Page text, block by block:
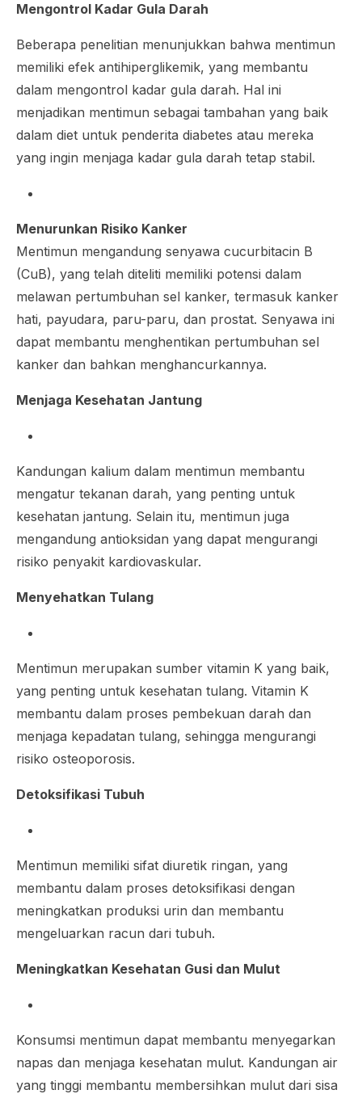
Mengontrol Kadar Gula Darah
Beberapa penelitian menunjukkan bahwa mentimun
memiliki efek antihiperglikemik, yang membantu
dalam mengontrol kadar gula darah. Hal ini
menjadikan mentimun sebagai tambahan yang baik
dalam diet untuk penderita diabetes atau mereka
yang ingin menjaga kadar gula darah tetap stabil.
Menurunkan Risiko Kanker
Mentimun mengandung senyawa cucurbitacin B
(CuB), yang telah diteliti memiliki potensi dalam
melawan pertumbuhan sel kanker, termasuk kanker
hati, payudara, paru-paru, dan prostat. Senyawa ini
dapat membantu menghentikan pertumbuhan sel
kanker dan bahkan menghancurkannya.
Menjaga Kesehatan Jantung
Kandungan kalium dalam mentimun membantu
mengatur tekanan darah, yang penting untuk
kesehatan jantung. Selain itu, mentimun juga
mengandung antioksidan yang dapat mengurangi
risiko penyakit kardiovaskular.
Menyehatkan Tulang
Mentimun merupakan sumber vitamin K yang baik,
yang penting untuk kesehatan tulang. Vitamin K
membantu dalam proses pembekuan darah dan
menjaga kepadatan tulang, sehingga mengurangi
risiko osteoporosis.
Detoksifikasi Tubuh
Mentimun memiliki sifat diuretik ringan, yang
membantu dalam proses detoksifikasi dengan
meningkatkan produksi urin dan membantu
mengeluarkan racun dari tubuh.
Meningkatkan Kesehatan Gusi dan Mulut
Konsumsi mentimun dapat membantu menyegarkan
napas dan menjaga kesehatan mulut. Kandungan air
yang tinggi membantu membersihkan mulut dari sisa